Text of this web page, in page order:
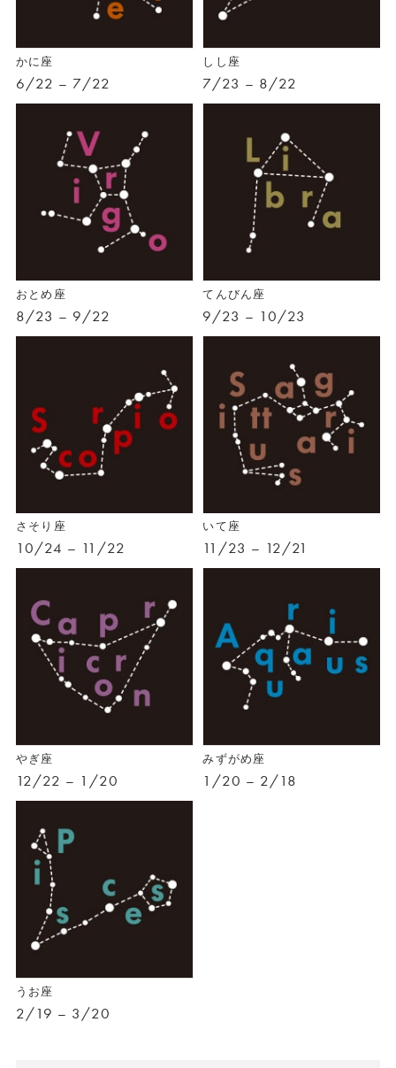
かに座
6/22 – 7/22
しし座
7/23 – 8/22
おとめ座
8/23 – 9/22
てんびん座
9/23 – 10/23
さそり座
10/24 – 11/22
いて座
11/23 – 12/21
やぎ座
12/22 – 1/20
みずがめ座
1/20 – 2/18
うお座
2/19 – 3/20